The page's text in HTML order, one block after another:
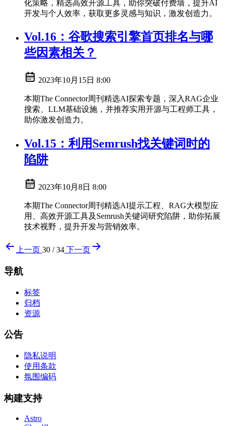
化策略，精选高效开源工具，助你突破付费墙，提升AI
开发与个人效率，获取更多灵感与知识，激发创造力。
Vol.16：谷歌搜索引擎首页排名与哪
些因素相关？
2023年10月15日 8:00
本期The Connector周刊精选AI探索专题，深入RAG企业
搜索、LLM基础设施，并推荐实用开源与工程师工具，
助你激发创造力。
Vol.15：利用Semrush找关键词时的
陷阱
2023年10月8日 8:00
本期The Connector周刊精选AI提示工程、RAG大模型应
用、高效开源工具及Semrush关键词研究陷阱，助你拓展
技术视野，提升开发与营销效率。
上一页 30 / 34 下一页
导航
标签
归档
资源
公告
隐私说明
使用条款
氛围编码
构建支持
Astro